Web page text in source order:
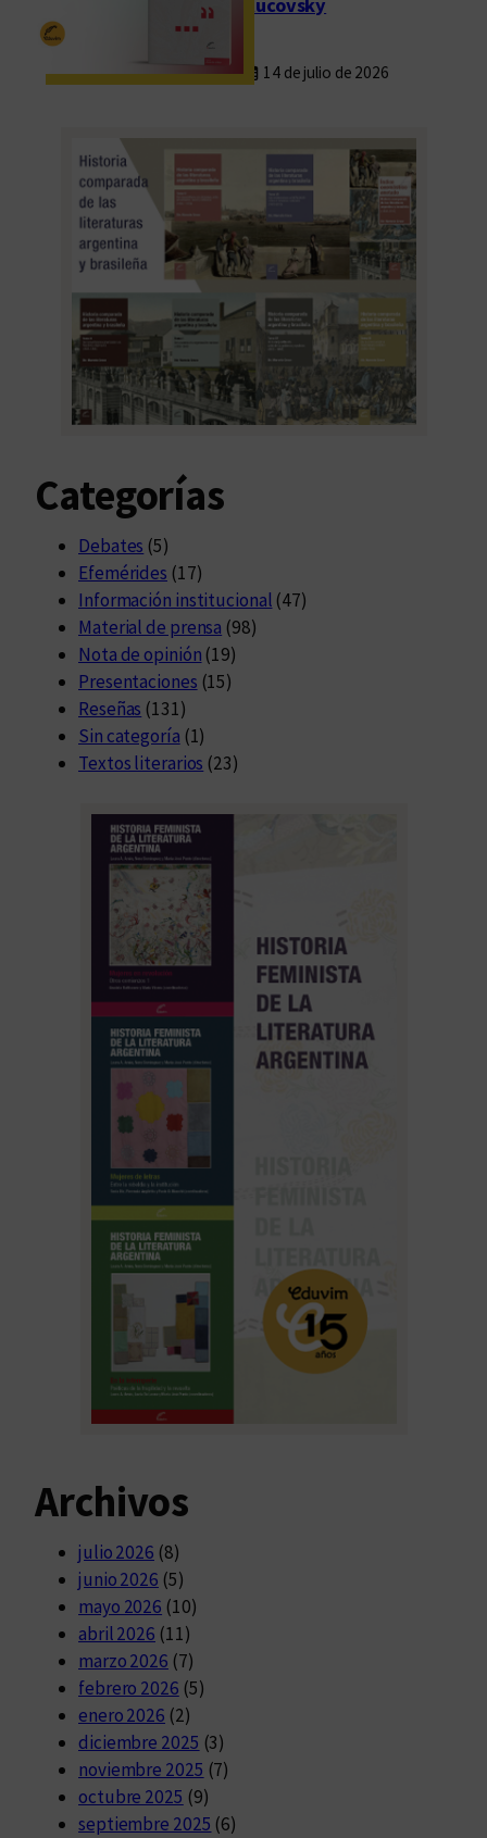
Rucovsky
14 de julio de 2026
Categorías
Debates (5)
Efemérides (17)
Información institucional (47)
Material de prensa (98)
Nota de opinión (19)
Presentaciones (15)
Reseñas (131)
Sin categoría (1)
Textos literarios (23)
Archivos
julio 2026 (8)
junio 2026 (5)
mayo 2026 (10)
abril 2026 (11)
marzo 2026 (7)
febrero 2026 (5)
enero 2026 (2)
diciembre 2025 (3)
noviembre 2025 (7)
octubre 2025 (9)
septiembre 2025 (6)